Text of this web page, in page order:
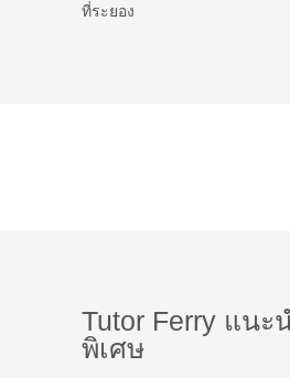
ที่ระยอง
Tutor Ferry แนะ
พิเศษ